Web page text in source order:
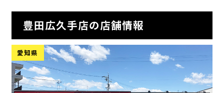
豊田広久手店の店舗情報
愛知県